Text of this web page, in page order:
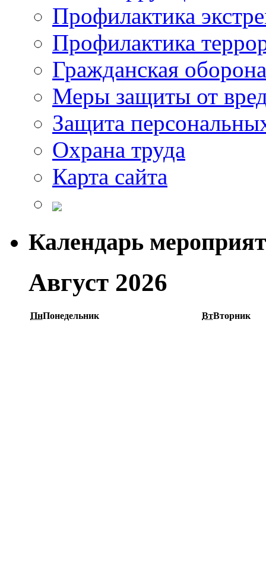
Профилактика
Профилактика
Гражданская оборона
Меры защиты от
Защита
Охрана труда
Карта сайта
Календарь
Август 2026
ПнПонедельник ВтВторник